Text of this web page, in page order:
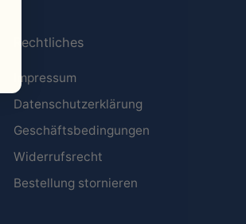
Rechtliches
Impressum
Datenschutzerklärung
Geschäftsbedingungen
Widerrufsrecht
Bestellung stornieren